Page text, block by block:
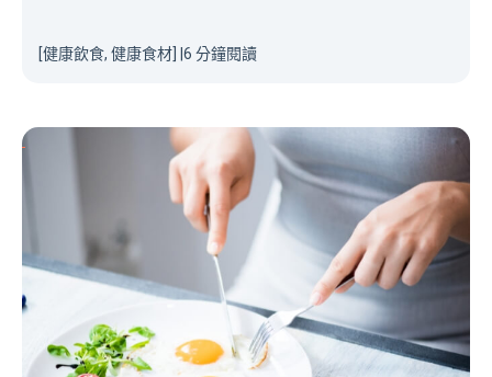
[健康飲食, 健康食材] 6 分鐘閱讀